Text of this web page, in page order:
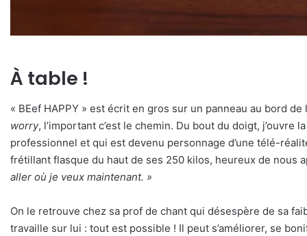
À table !
« BEef HAPPY » est écrit en gros sur un panneau au bord
worry, l’important c’est le chemin. Du bout du doigt,
professionnel et qui est devenu personnage d’une télé-
frétillant flasque du haut de ses 250 kilos, heureux de nous
aller où je veux maintenant. »
On le retrouve chez sa prof de chant qui désespère de sa
travaille sur lui : tout est possible ! Il peut s’améliorer, se